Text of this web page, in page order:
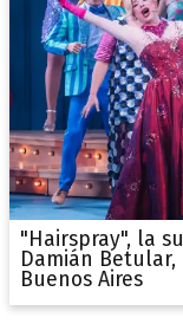
"Hairspray", la
Damián
Buenos Aires